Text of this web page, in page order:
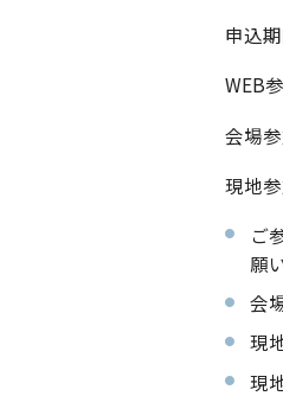
申込
WEB
会場
現地
ご
願
会
現
現